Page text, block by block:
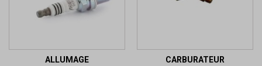
ALLUMAGE CARBURATEUR